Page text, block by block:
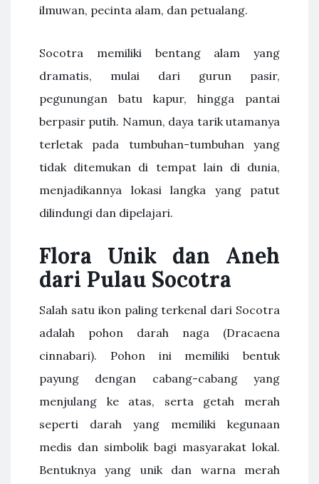
ilmuwan, pecinta alam, dan petualang.
Socotra memiliki bentang alam yang
dramatis, mulai dari gurun pasir,
pegunungan batu kapur, hingga pantai
berpasir putih. Namun, daya tarik utamanya
terletak pada tumbuhan-tumbuhan yang
tidak ditemukan di tempat lain di dunia,
menjadikannya lokasi langka yang patut
dilindungi dan dipelajari.
Flora Unik dan Aneh
dari Pulau Socotra
Salah satu ikon paling terkenal dari Socotra
adalah pohon darah naga (Dracaena
cinnabari). Pohon ini memiliki bentuk
payung dengan cabang-cabang yang
menjulang ke atas, serta getah merah
seperti darah yang memiliki kegunaan
medis dan simbolik bagi masyarakat lokal.
Bentuknya yang unik dan warna merah